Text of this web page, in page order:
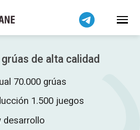
de alta calidad
70.000 grúas
1.500 juegos
desarrollo